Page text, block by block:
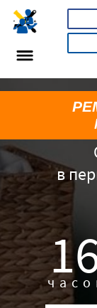
в